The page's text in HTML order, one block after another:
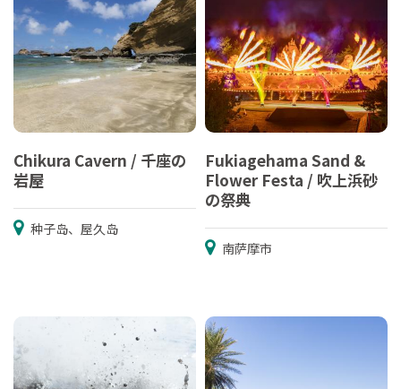
Chikura Cavern / 千座の
岩屋
种子岛、屋久岛
Fukiagehama Sand &
Flower Festa / 吹上浜砂
の祭典
南萨摩市